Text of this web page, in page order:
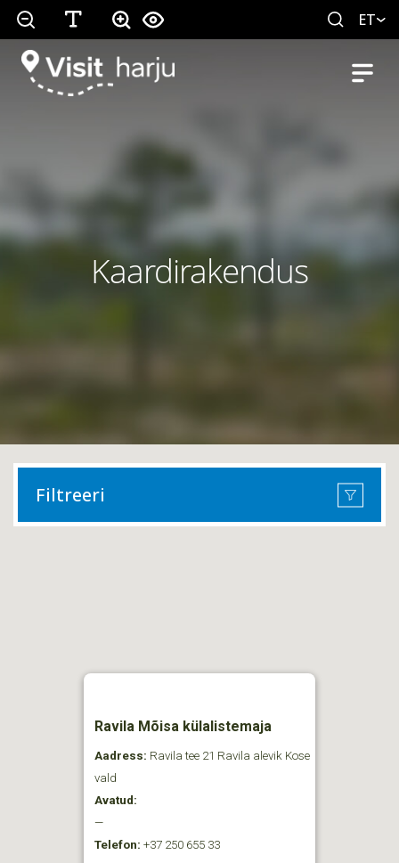
ET
Kaardirakendus
Filtreeri
Ravila Mõisa külalistemaja
Aadress: Ravila tee 21 Ravila alevik Kose
vald
Avatud:
—
Telefon: +37 250 655 33